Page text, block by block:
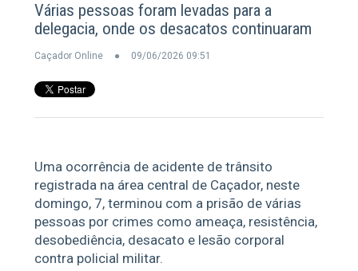
Várias pessoas foram levadas para a
delegacia, onde os desacatos continuaram
Caçador Online 09/06/2026 09:51
Uma ocorrência de acidente de trânsito
registrada na área central de Caçador, neste
domingo, 7, terminou com a prisão de várias
pessoas por crimes como ameaça, resistência,
desobediência, desacato e lesão corporal
contra policial militar.